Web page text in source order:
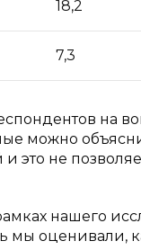
18,2
7,3
на
можно
не
нашего
мы оценивали,